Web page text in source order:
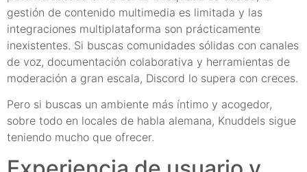
gestión de contenido multimedia es limitada y las
integraciones multiplataforma son prácticamente
inexistentes. Si buscas comunidades sólidas con canales
de voz, documentación colaborativa y herramientas de
moderación a gran escala, Discord lo supera con creces.
Pero si buscas un ambiente más íntimo y acogedor,
sobre todo en locales de habla alemana, Knuddels sigue
teniendo mucho que ofrecer.